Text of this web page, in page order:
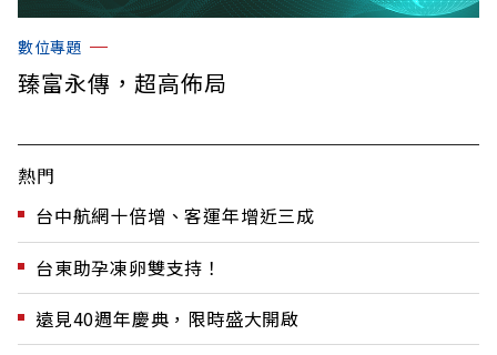
數位專題
臻富永傳，超高佈局
熱門
台中航網十倍增、客運年增近三成
台東助孕凍卵雙支持！
遠見40週年慶典，限時盛大開啟